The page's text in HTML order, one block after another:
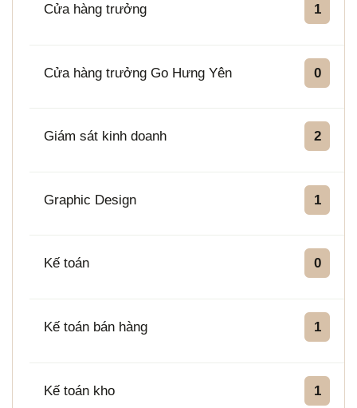
Cửa hàng trưởng 1
Cửa hàng trưởng Go Hưng Yên 0
Giám sát kinh doanh 2
Graphic Design 1
Kế toán 0
Kế toán bán hàng 1
Kế toán kho 1